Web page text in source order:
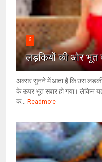
6
लड़कियों की ओर भूत
अक्सर सुनने में आता है कि उस लड़की
के ऊपर भूत सवार हो गया। लेकिन
क...
Readmore